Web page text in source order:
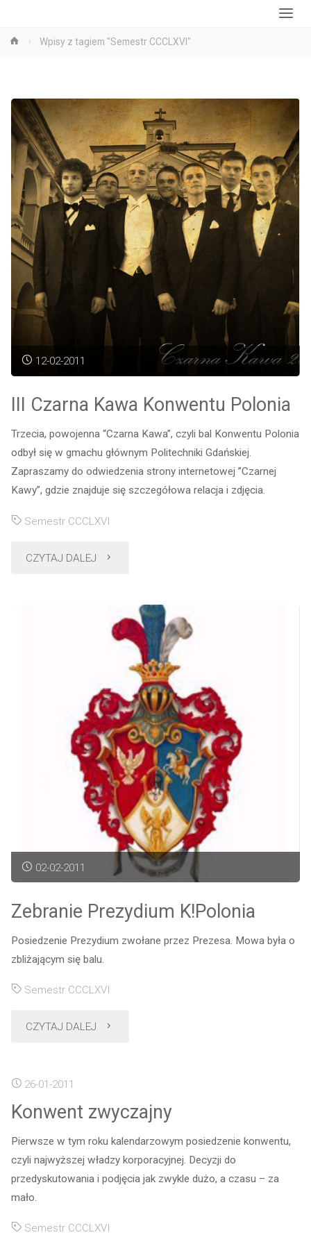
StronaWpisy z tagiem "Semestr CCCLXVI"
12-02-2011
III Czarna Kawa Konwentu Polonia
Trzecia, powojenna “Czarna Kawa”, czyli bal Konwentu Polonia
odbył się w gmachu głównym Politechniki Gdańskiej.
Zapraszamy do odwiedzenia strony internetowej ”Czarnej
Kawy”, gdzie znajduje się szczegółowa relacja i zdjęcia.
Semestr CCCLXVI
CZYTAJ DALEJ "III
Kawa
Konwentu
02-02-2011
Zebranie Prezydium K!Polonia
Posiedzenie Prezydium zwołane przez Prezesa. Mowa była o
zbliżającym się balu.
Semestr CCCLXVI
CZYTAJ DALEJ "Zebranie
26-01-2011
Konwent zwyczajny
Pierwsze w tym roku kalendarzowym posiedzenie konwentu,
czyli najwyższej władzy korporacyjnej. Decyzji do
przedyskutowania i podjęcia jak zwykle dużo, a czasu – za
mało.
Semestr CCCLXVI